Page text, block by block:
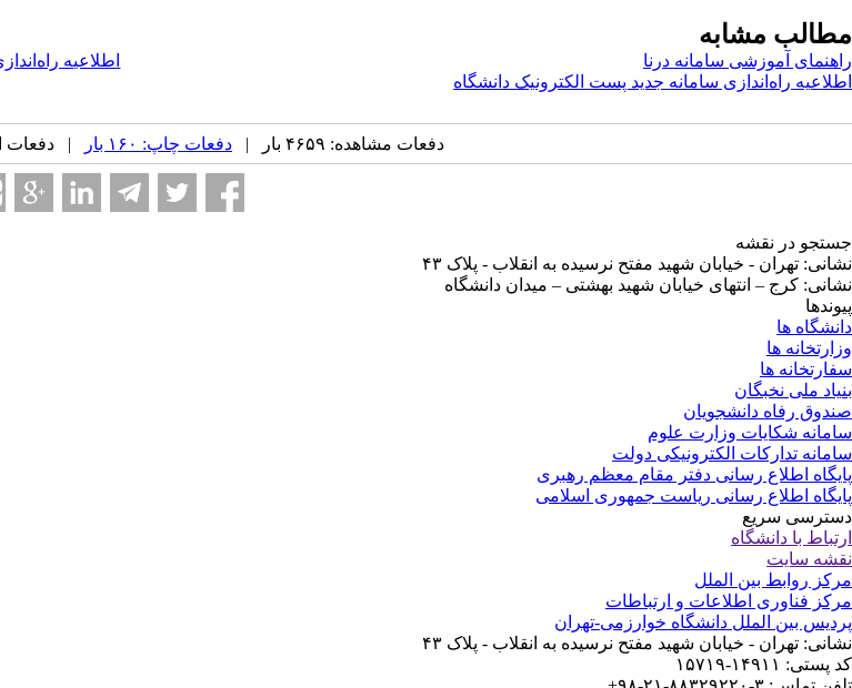
مطالب مشابه
راهنمای آموزشی سامانه درنا
اطلاعیه
اطلاعیه راه‌اندازی سامانه جدید پست الکترونیک دانشگاه
دفعات مشاهده: ۴۶۵۹ بار | دفعات چاپ: ۱۶۰ بار | دفعات
جستجو در نقشه
نشانی: تهران - خیابان شهید مفتح نرسیده به انقلاب - پلاک ۴۳
نشانی: کرج – انتهای خیابان شهید بهشتی – میدان دانشگاه
پیوندها
دانشگاه ها
وزارتخانه ها
سفارتخانه ها
بنیاد ملی نخبگان
صندوق رفاه دانشجویان
سامانه شکایات وزارت علوم
سامانه تدارکات الکترونیکی دولت
پایگاه اطلاع رسانی دفتر مقام معظم رهبری
پایگاه اطلاع رسانی ریاست جمهوری اسلامی
دسترسی سریع
ارتباط با دانشگاه
نقشه سایت
مرکز روابط بین الملل
مرکز فناوری اطلاعات و ارتباطات
پردیس بین الملل دانشگاه خوارزمی-تهران
نشانی: تهران - خیابان شهید مفتح نرسیده به انقلاب - پلاک ۴۳
کد پستی: ۱۴۹۱۱-۱۵۷۱۹